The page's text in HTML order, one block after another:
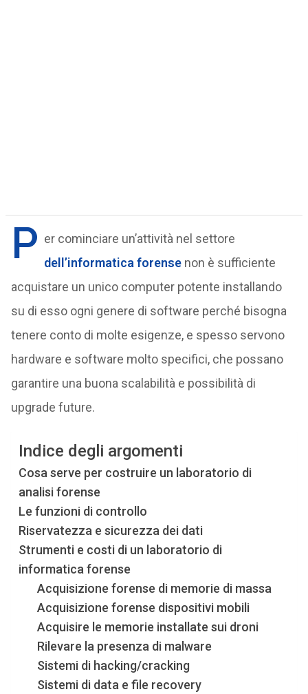
P er cominciare un’attività nel settore
dell’informatica forensenon è sufficiente
acquistare un unico computer potente installando
su di esso ogni genere di software perché bisogna
tenere conto di molte esigenze, e spesso servono
hardware e software molto specifici, che possano
garantire una buona scalabilità e possibilità di
upgrade future.
Indice degli argomenti
Cosa serve per costruire un laboratorio di
analisi forense
Le funzioni di controllo
Riservatezza e sicurezza dei dati
Strumenti e costi di un laboratorio di
informatica forense
Acquisizione forense di memorie di massa
Acquisizione forense dispositivi mobili
Acquisire le memorie installate sui droni
Rilevare la presenza di malware
Sistemi di hacking/cracking
Sistemi di data e file recovery